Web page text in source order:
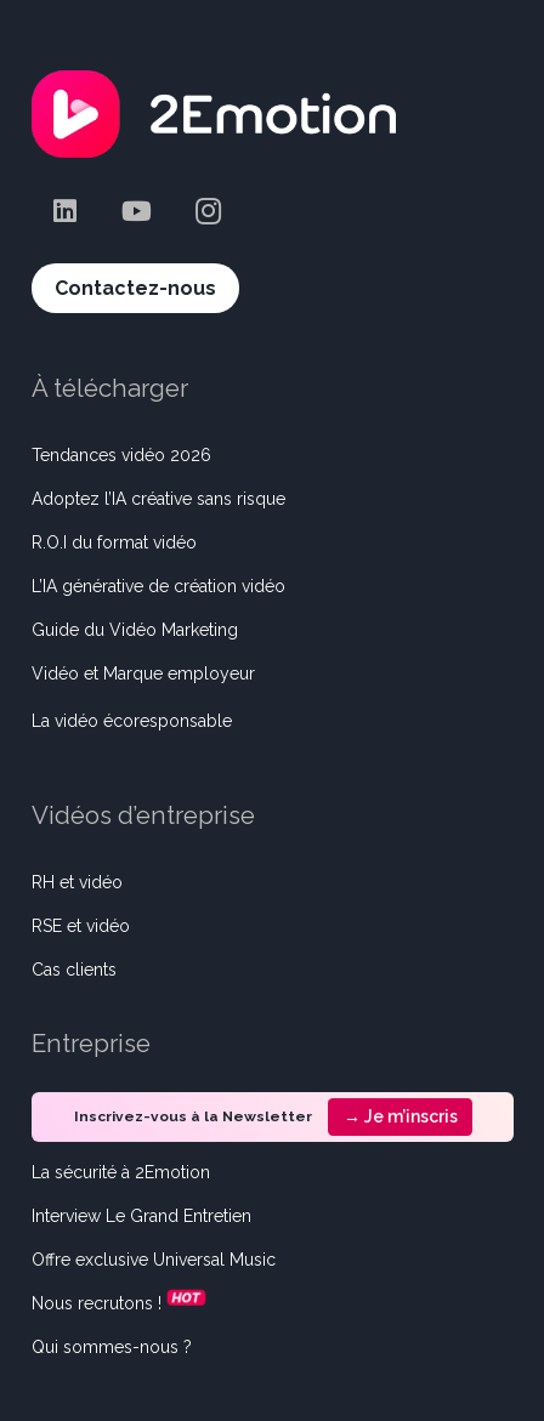
Contactez-nous
À télécharger
Tendances vidéo 2026
Adoptez l’IA créative sans risque
R.O.I du format vidéo
L’IA générative de création vidéo
Guide du Vidéo Marketing
Vidéo et Marque employeur
La vidéo écoresponsable
Vidéos d’entreprise
RH et vidéo
RSE et vidéo
Cas clients
Entreprise
Inscrivez-vous à la Newsletter → Je m’inscris
La sécurité à 2Emotion
Interview Le Grand Entretien
Offre exclusive Universal Music
Nous recrutons !
Qui sommes-nous ?